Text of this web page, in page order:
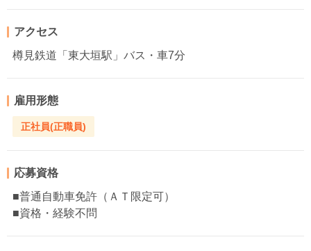
アクセス
樽見鉄道「東大垣駅」バス・車7分
雇用形態
正社員(正職員)
応募資格
■普通自動車免許（ＡＴ限定可）
■資格・経験不問